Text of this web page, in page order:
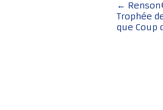
de
←
Trophée
que Coup